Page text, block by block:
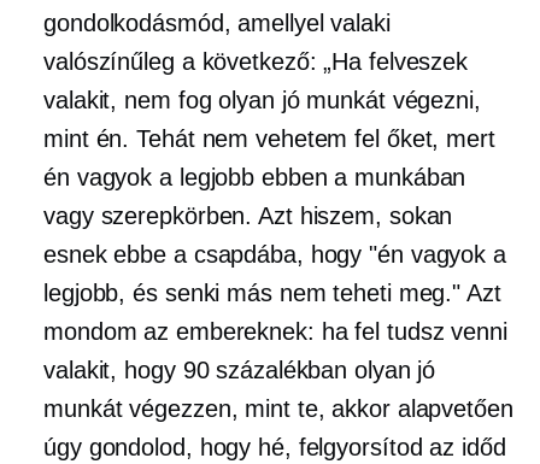
gondolkodásmód, amellyel valaki
valószínűleg a következő: „Ha felveszek
valakit, nem fog olyan jó munkát végezni,
mint én. Tehát nem vehetem fel őket, mert
én vagyok a legjobb ebben a munkában
vagy szerepkörben. Azt hiszem, sokan
esnek ebbe a csapdába, hogy "én vagyok a
legjobb, és senki más nem teheti meg." Azt
mondom az embereknek: ha fel tudsz venni
valakit, hogy 90 százalékban olyan jó
munkát végezzen, mint te, akkor alapvetően
úgy gondolod, hogy hé, felgyorsítod az időd